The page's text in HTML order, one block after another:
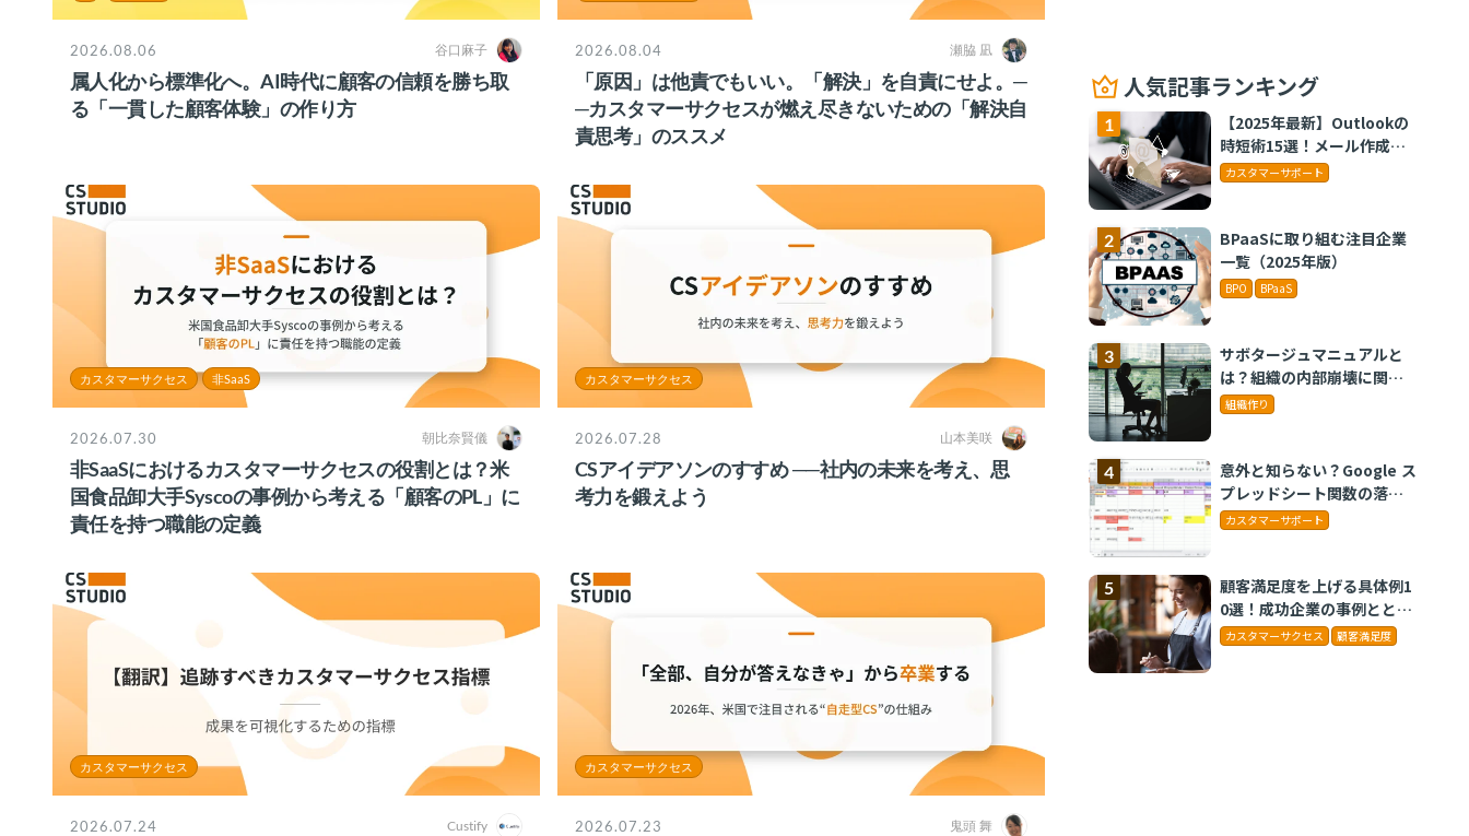
2026.08.06 谷口麻子
属人化から標準化へ。AI時代に顧客の信頼を勝ち取
る「一貫した顧客体験」の作り方
2026.08.04 瀬脇 凪
「原因」は他責でもいい。「解決」を自責にせよ。─
─カスタマーサクセスが燃え尽きないための「解決自
責思考」のススメ
カスタマーサクセス 非SaaS
2026.07.30 朝比奈賢儀
非SaaSにおけるカスタマーサクセスの役割とは？米
国食品卸大手Syscoの事例から考える「顧客のPL」に
責任を持つ職能の定義
カスタマーサクセス
2026.07.28 山本美咲
CSアイデアソンのすすめ ──社内の未来を考え、思
考力を鍛えよう
カスタマーサクセス
2026.07.24 Custify
カスタマーサクセス
2026.07.23 鬼頭 舞
人気記事ランキング
【2025年最新】Outlookの
時短術15選！メール作成や
タスク管理のテクニックを
カスタマーサポート
BPaaSに取り組む注目企業
一覧（2025年版）
BPO BPaaS
サボタージュマニュアルと
は？組織の内部崩壊に関す
るバイブル
組織作り
意外と知らない？Google ス
プレッドシート関数の落と
し穴 ～集計作業を効率化
カスタマーサポート
顧客満足度を上げる具体例1
0選！成功企業の事例ととも
に解説
カスタマーサクセス 顧客満足度